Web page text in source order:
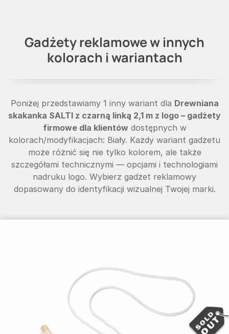
Gadżety reklamowe w innych
kolorach i wariantach
Poniżej przedstawiamy 1 inny wariant dla Drewniana
skakanka SALTI z czarną linką 2,1 m z logo – gadżety
firmowe dla klientówdostępnych w
kolorach/modyfikacjach: Biały. Każdy wariant gadżetu
może różnić się nie tylko kolorem, ale także
szczegółami technicznymi — opcjami i technologiami
nadruku logo. Wybierz gadżet reklamowy
dopasowany do identyfikacji wizualnej Twojej marki.